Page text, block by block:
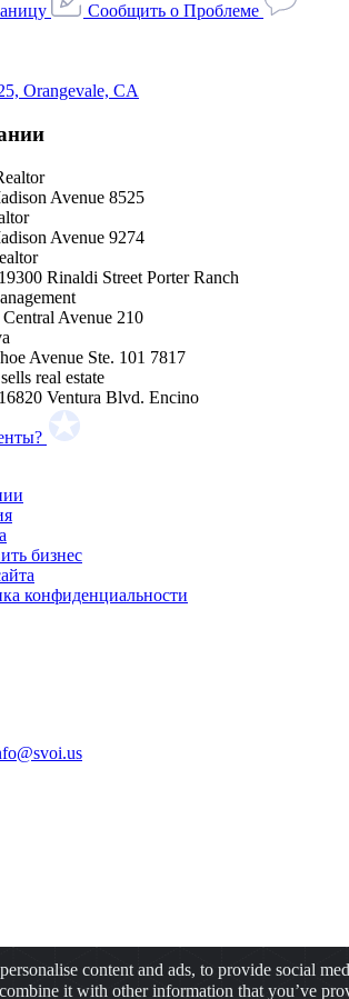
Сообщить о Проблеме
Orangevale, CA
Avenue 8525
Avenue 9274
Rinaldi Street Porter Ranch
Avenue 210
Avenue Ste. 101 7817
real estate
Ventura Blvd. Encino
бизнес
конфиденциальности
content and ads, to provide social
it with other information that you’ve